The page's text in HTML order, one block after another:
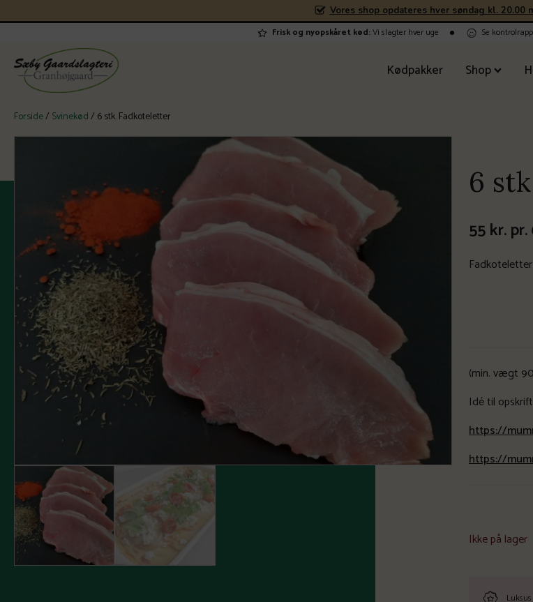
Vores shop opdateres hver søndag kl. 20.00
Frisk og nyopskåret kød:Vi slagter hver uge Se
Kødpakker Shop
Forside/ Svinekød/ 6 stk. Fadkoteletter
6
55kr.
(min. vægt
Idé til
https://
https://
Ikke på lager